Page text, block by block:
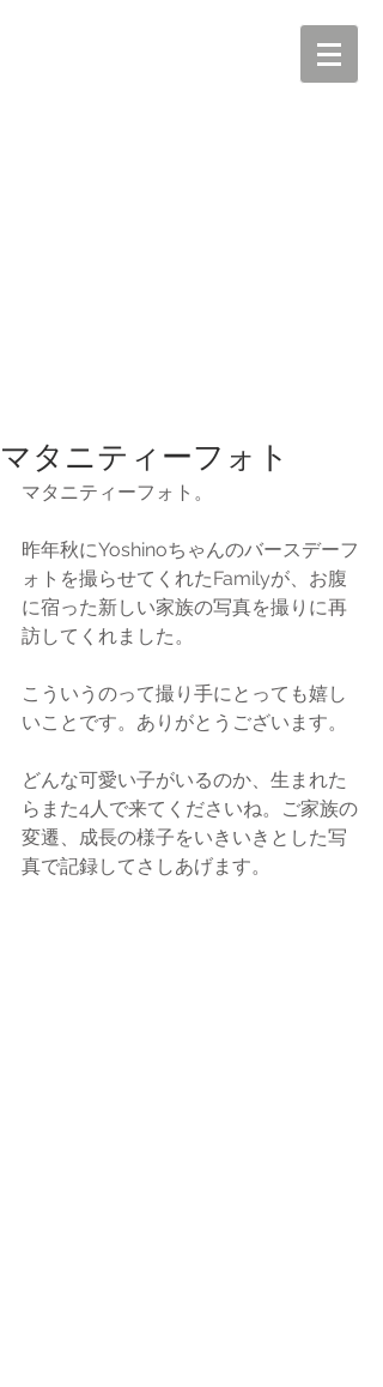
マタニティーフォト
マタニティーフォト。
昨年秋にYoshinoちゃんのバースデーフ
ォトを撮らせてくれたFamilyが、お腹
に宿った新しい家族の写真を撮りに再
訪してくれました。
こういうのって撮り手にとっても嬉し
いことです。ありがとうございます。
どんな可愛い子がいるのか、生まれた
らまた4人で来てくださいね。ご家族の
変遷、成長の様子をいきいきとした写
真で記録してさしあげます。